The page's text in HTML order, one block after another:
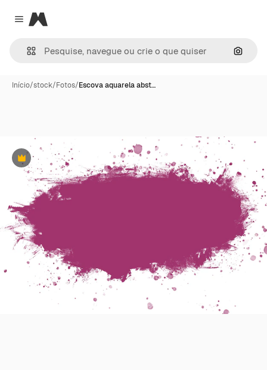
Close menu
Magnific
Início/stock/Fotos/Escova aquarela abst…
Premium